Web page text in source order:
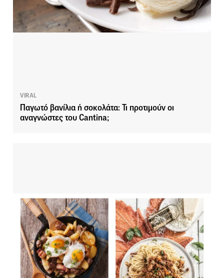
VIRAL
Παγωτό βανίλια ή σοκολάτα: Τι προτιμούν οι
αναγνώστες του Cantina;